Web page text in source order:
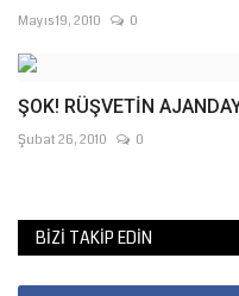
Mayıs 19, 2010 0
ŞOK! RÜŞVETİN
Şubat 26, 2010 0
BIZI TAKIP EDIN